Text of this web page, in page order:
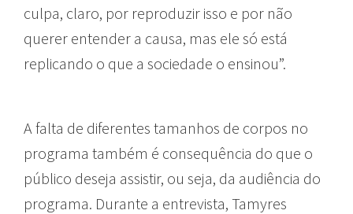
culpa, claro, por reproduzir isso e por não
querer entender a causa, mas ele só está
replicando o que a sociedade o ensinou”.
A falta de diferentes tamanhos de corpos no
programa também é consequência do que o
público deseja assistir, ou seja, da audiência do
programa. Durante a entrevista, Tamyres